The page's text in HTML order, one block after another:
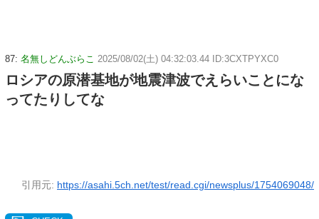
87: 名無しどんぶらこ 2025/08/02(土) 04:32:03.44 ID:3CXTPYXC0
ロシアの原潜基地が地震津波でえらいことにな
ってたりしてな
引用元: https://asahi.5ch.net/test/read.cgi/newsplus/1754069048/